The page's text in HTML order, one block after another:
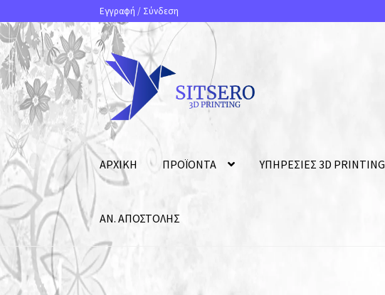
Εγγραφή / Σύνδεση
ΑΡΧΙΚΗ ΠΡΟΪΟΝΤΑ ΥΠΗΡΕΣΙΕΣ 3D PRINTING
ΑΝ. ΑΠΟΣΤΟΛΗΣ